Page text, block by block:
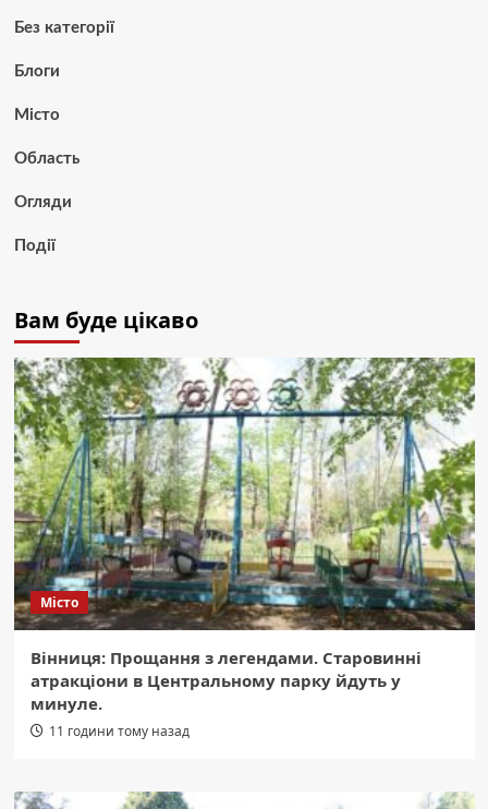
Без категорії
Блоги
Місто
Область
Огляди
Події
Вам буде цікаво
Місто
Вінниця: Прощання з легендами. Старовинні
атракціони в Центральному парку йдуть у
минуле.
11 години тому назад